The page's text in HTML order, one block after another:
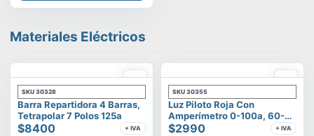
Materiales Eléctricos
SKU 30328
Barra Repartidora 4 Barras,
Tetrapolar 7 Polos 125a
$8400 + IVA
SKU 30355
Luz Piloto Roja Con
Amperímetro 0-100a, 60-
500v
$2990 + IVA